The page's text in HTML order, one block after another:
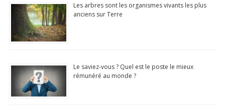
Les arbres sont les organismes vivants les plus
anciens sur Terre
Le saviez-vous ? Quel est le poste le mieux
rémunéré au monde ?